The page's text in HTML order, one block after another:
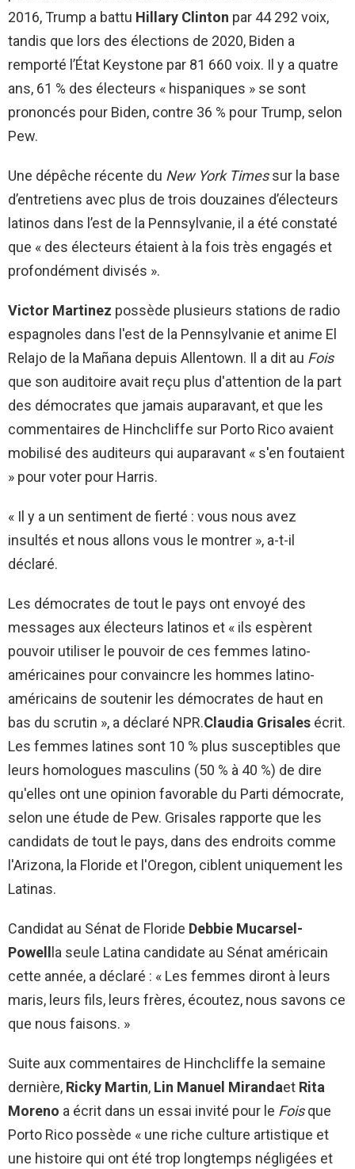
2016, Trump a battu Hillary Clinton par 44 292 voix,
tandis que lors des élections de 2020, Biden a
remporté l’État Keystone par 81 660 voix. Il y a quatre
ans, 61 % des électeurs « hispaniques » se sont
prononcés pour Biden, contre 36 % pour Trump, selon
Pew.
Une dépêche récente du New York Timessur la base
d’entretiens avec plus de trois douzaines d’électeurs
latinos dans l’est de la Pennsylvanie, il a été constaté
que « des électeurs étaient à la fois très engagés et
profondément divisés ».
Victor Martinez possède plusieurs stations de radio
espagnoles dans l'est de la Pennsylvanie et anime El
Relajo de la Mañana depuis Allentown. Il a dit au Fois
que son auditoire avait reçu plus d'attention de la part
des démocrates que jamais auparavant, et que les
commentaires de Hinchcliffe sur Porto Rico avaient
mobilisé des auditeurs qui auparavant « s'en foutaient
» pour voter pour Harris.
« Il y a un sentiment de fierté : vous nous avez
insultés et nous allons vous le montrer », a-t-il
déclaré.
Les démocrates de tout le pays ont envoyé des
messages aux électeurs latinos et « ils espèrent
pouvoir utiliser le pouvoir de ces femmes latino-
américaines pour convaincre les hommes latino-
américains de soutenir les démocrates de haut en
bas du scrutin », a déclaré NPR.Claudia Grisales écrit.
Les femmes latines sont 10 % plus susceptibles que
leurs homologues masculins (50 % à 40 %) de dire
qu'elles ont une opinion favorable du Parti démocrate,
selon une étude de Pew. Grisales rapporte que les
candidats de tout le pays, dans des endroits comme
l'Arizona, la Floride et l'Oregon, ciblent uniquement les
Latinas.
Candidat au Sénat de Floride Debbie Mucarsel-
Powellla seule Latina candidate au Sénat américain
cette année, a déclaré : « Les femmes diront à leurs
maris, leurs fils, leurs frères, écoutez, nous savons ce
que nous faisons. »
Suite aux commentaires de Hinchcliffe la semaine
dernière, Ricky Martin, Lin Manuel Mirandaet Rita
Moreno a écrit dans un essai invité pour le Foisque
Porto Rico possède « une riche culture artistique et
une histoire qui ont été trop longtemps négligées et